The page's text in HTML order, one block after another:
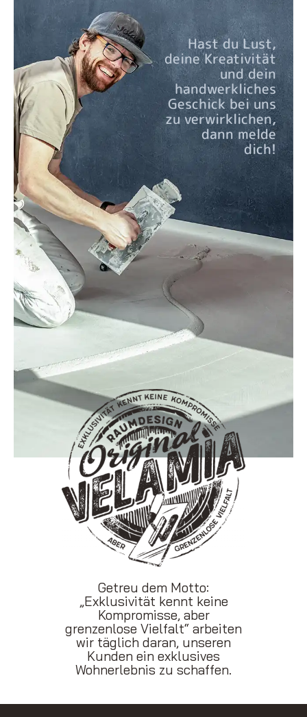
Hast du Lust,
deine Kreativität
und dein
handwerkliches
Geschick bei uns
zu verwirklichen,
dann melde
dich!
Getreu dem Motto:
„Exklusivität kennt keine
Kompromisse, aber
grenzenlose Vielfalt“ arbeiten
wir täglich daran, unseren
Kunden ein exklusives
Wohnerlebnis zu schaffen.